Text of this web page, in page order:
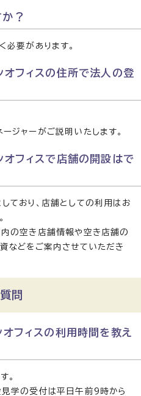
？
必要があります。
オフィスの住所で法人の登
ジャーがご説明いたします。
オフィスで店舗の開設はで
ており、店舗としての利用はお
の空き店舗情報や空き店舗の
などをご案内させていただき
問
オフィスの利用時間を教え
。
学の受付は平日午前9時から